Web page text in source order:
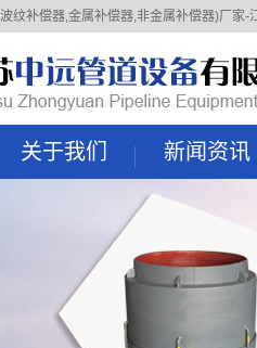
纹补偿器,金属补偿器,非金属补偿器)厂家
关于我们
文化理念
企业掠影
联系我们
新闻资讯
公司新闻
技术知识
常见问题